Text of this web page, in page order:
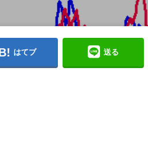
はてブ 送る